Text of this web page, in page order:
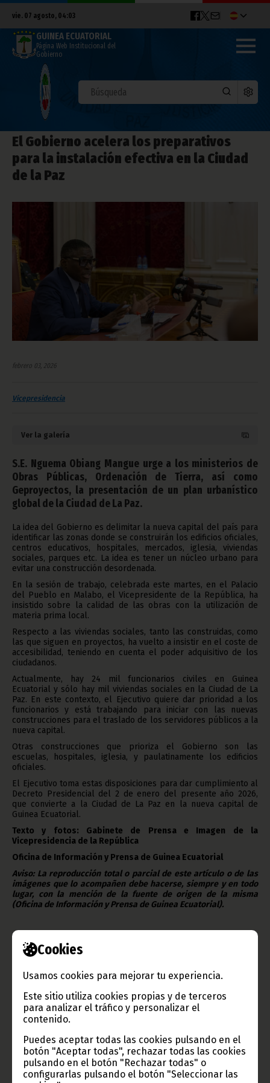
Cookies
Usamos cookies para mejorar tu experiencia.
Este sitio utiliza cookies propias y de terceros
para analizar el tráfico y personalizar el
contenido.
Puedes aceptar todas las cookies pulsando en el
botón "Aceptar todas", rechazar todas las cookies
pulsando en el botón "Rechazar todas" o
configurarlas pulsando el botón "Seleccionar las
vie. 07 agosto, 04:03
GUINEA ECUATORIAL
Página Web Institucional del
Gobierno
El Gobierno acelera los preparativos
para la instalación efectiva en la Ciudad
de la Paz
febrero 03, 2026
Vicepresidencia
Ver la galería
S.E. Nguema Obiang Mangue urge a los ministerios de
Obras Públicas, Ordenación de Tierra, así como
Geproyectos, la presentación de un plan urbanístico
global de la Ciudad de La Paz.
La idea del Gobierno es delimitar la nueva capital del país para
identificar las zonas donde se construirán los edificios oficiales,
centros educativos, hospitales, mercados, iglesia, viviendas
sociales, parques etc. La idea es tener un núcleo urbano para
evitar una construcción desordenada.
En la sesión de trabajo, celebrada este martes, en el Palacio
del Pueblo en Malabo, el Vicepresidente de la República, ha
insistido sobre la calidad de las obras con la utilización de
materia prima local.
Respecto a las viviendas sociales, tanto las construidas, como
las que siguen en proyectos, ha vuelto a insistir en el coste de
accesibilidad, teniendo en cuenta el poder adquisitivo de los
ciudadanos.
Actualmente, hay 24 mil funcionarios civiles en Guinea
Ecuatorial y sólo hay mil viviendas sociales en la Ciudad de La
Paz. En este contexto, el Ejecutivo quiere dar prioridad a los
funcionarios y está trabajando para iniciar con las nuevas
construcciones para el traslado de los servidores públicos a la
nueva capital.
Otras construcciones que prioriza el Gobierno son las
escuelas, hospitales, iglesia, y paulatinamente los edificios
oficiales.
El Ejecutivo toma estas disposiciones para dar cumplimiento al
Decreto Presidencial del 2 de enero del presente año 2026,
que convierte a la Ciudad de La Paz en la nueva capital de
Guinea Ecuatorial.
Texto y fotos: Gabinete de Prensa e Imagen de la
Vicepresidencia de la República
Oficina de Información y Prensa de Guinea Ecuatorial
Aviso: La reproducción total o parcial de este artículo o de las
imágenes que lo acompañen debe hacerse, siempre y en todo
lugar, con la mención de la fuente de origen de la misma
(Oficina de Información y Prensa de Guinea Ecuatorial).
Gobierno e Instituciones
Información de Guinea Ecuatorial